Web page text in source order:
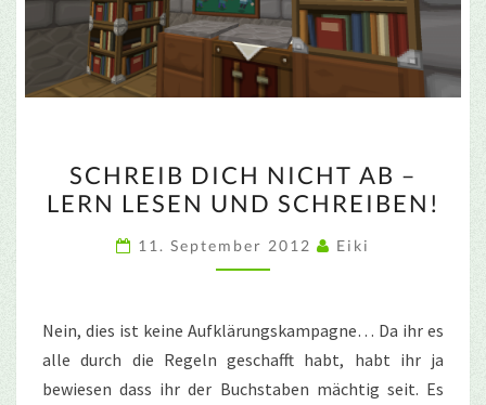
DICH
NICHT
AB
–
LESEN
UND
SCHREIBEN!
SCHREIB DICH NICHT AB –
LERN LESEN UND SCHREIBEN!
11. September 2012 Eiki
Nein, dies ist keine Aufklärungskampagne… Da ihr es
alle durch die Regeln geschafft habt, habt ihr ja
bewiesen dass ihr der Buchstaben mächtig seit. Es